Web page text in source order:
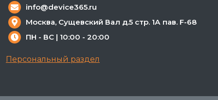
info@device365.ru
Москва, Сущевский Вал д.5 стр. 1А пав. F-68
ПН - ВС | 10:00 - 20:00
Персональный раздел